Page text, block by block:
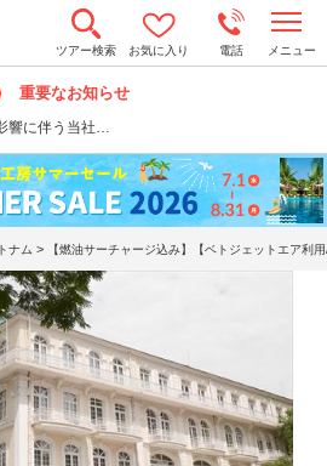
ツアー検索 お気に入り 電話 メニュー
重要なお知らせ
響に伴う当社…
o
n
a
v
i
g
a
t
ナム > 【燃油サーチャージ込み】【ベトジェットエア